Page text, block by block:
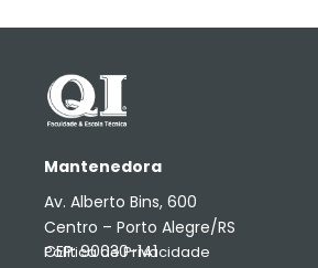
Mantenedora
Av. Alberto Bins, 600
Centro – Porto Alegre/RS
CEP: 90030-141
Política de Privacidade